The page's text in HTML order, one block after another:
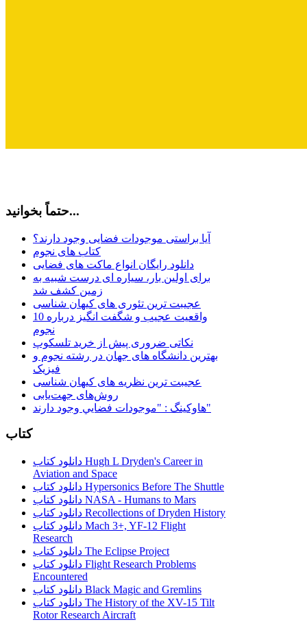
حتماً بخوانید...
آیا براستی موجودات فضایی وجود دارند؟
کتاب های نجوم
دانلود رایگان انواع ماکت های فضایی
برای اولین بار، سیاره ای درست شبیه به
زمین کشف شد
عجیبت ترین تئوری های کیهان شناسی
10 واقعیت عجیب و شگفت انگیز درباره
نجوم
نکاتی ضروری پیش از خرید تلسکوپ
بهترین دانشگاه های جهان در رشته نجوم و
فیزیک
عجیبت ترین نظریه های کیهان شناسی
روش‌های جهت‌یابی
هاوكينگ : "موجودات فضايي وجود دارند"
کتاب
دانلود کتاب Hugh L Dryden's Career in
Aviation and Space
دانلود کتاب Hypersonics Before The Shuttle
دانلود کتاب NASA - Humans to Mars
دانلود کتاب Recollections of Dryden History
دانلود کتاب Mach 3+, YF-12 Flight
Research
دانلود کتاب The Eclipse Project
دانلود کتاب Flight Research Problems
Encountered
دانلود کتاب Black Magic and Gremlins
دانلود کتاب The History of the XV-15 Tilt
Rotor Research Aircraft